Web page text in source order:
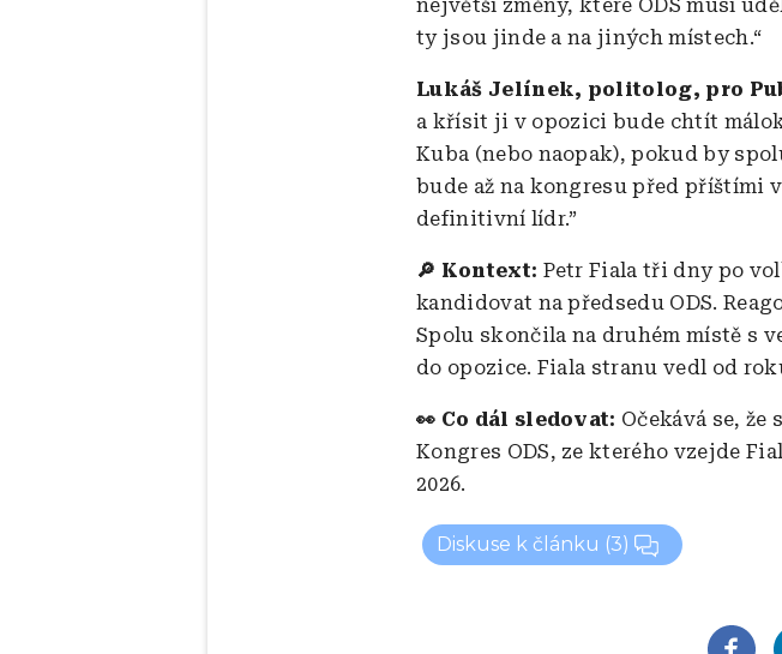
největší změny, které ODS musí
ty jsou jinde a na jiných místech.“
Lukáš Jelínek, politolog, pro
a křísit ji v opozici bude chtít
Kuba (nebo naopak), pokud by
bude až na kongresu před příštími
definitivní lídr.”
🔎 Kontext: Petr Fiala tři dny po
kandidovat na předsedu ODS.
Spolu skončila na druhém místě s
do opozice. Fiala stranu vedl od
👀 Co dál sledovat: Očekává se,
Kongres ODS, ze kterého vzejde
2026.
Diskuse k článku (3)